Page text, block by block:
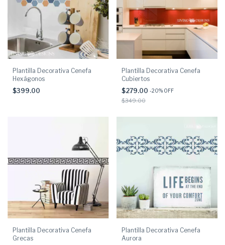
Plantilla Decorativa Cenefa
Hexágonos
$399.00
Plantilla Decorativa Cenefa
Cubiertos
$279.00 -20% OFF
$349.00
Plantilla Decorativa Cenefa
Grecas
Plantilla Decorativa Cenefa
Aurora